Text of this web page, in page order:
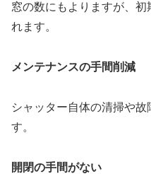
窓の数にもよりますが、
れます。
メンテナンスの手間削減
シャッター自体の清掃や
す。
開閉の手間がない